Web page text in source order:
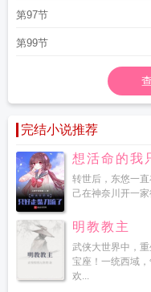
第97节
第99节
完结小说推荐
想活命的我
转世后，东悠一
己在神奈川开一
明教教主
武侠大世界中，
宝座！一统西域
欢...